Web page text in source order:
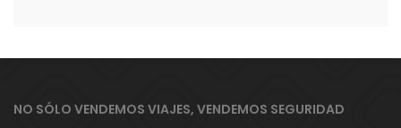
NO SÓLO VENDEMOS VIAJES, VENDEMOS SEGURIDAD